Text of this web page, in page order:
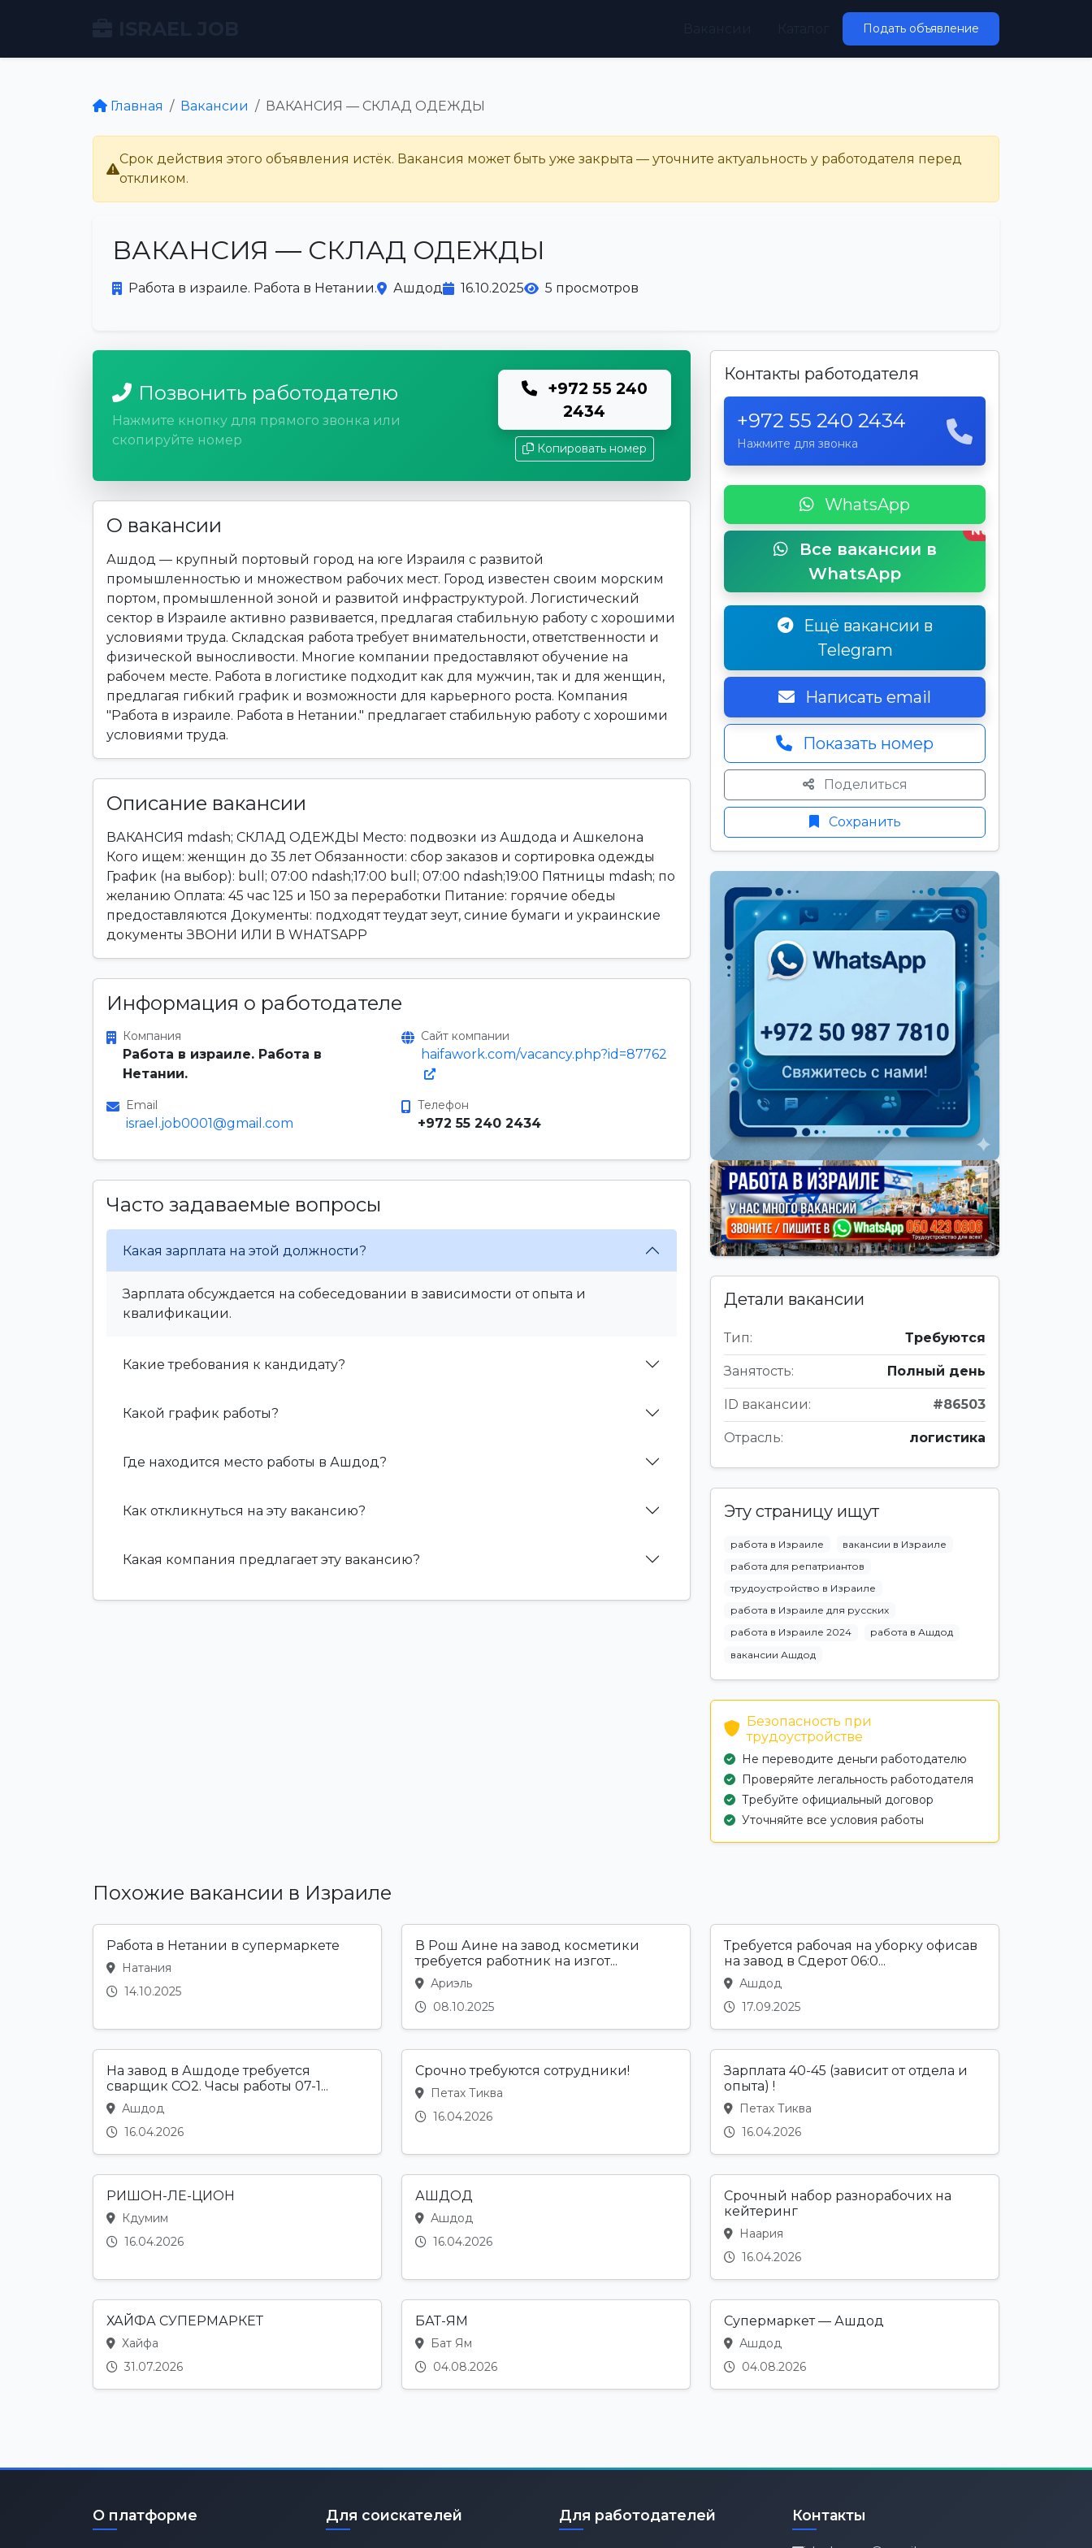
Подать объявление
Главная Вакансии ВАКАНСИЯ — СКЛАД ОДЕЖДЫ
Срок действия этого объявления истёк. Вакансия может быть уже закрыта — уточните актуальность у работодателя перед
откликом.
ВАКАНСИЯ — СКЛАД ОДЕЖДЫ
Работа в израиле. Работа в Нетании. Ашдод 16.10.2025 5 просмотров
Позвонить работодателю
Нажмите кнопку для прямого звонка или
скопируйте номер
+972 55 240
2434
Копировать номер
О вакансии
Ашдод — крупный портовый город на юге Израиля с развитой
промышленностью и множеством рабочих мест. Город известен своим морским
портом, промышленной зоной и развитой инфраструктурой. Логистический
сектор в Израиле активно развивается, предлагая стабильную работу с хорошими
условиями труда. Складская работа требует внимательности, ответственности и
физической выносливости. Многие компании предоставляют обучение на
рабочем месте. Работа в логистике подходит как для мужчин, так и для женщин,
предлагая гибкий график и возможности для карьерного роста. Компания
"Работа в израиле. Работа в Нетании." предлагает стабильную работу с хорошими
условиями труда.
Описание вакансии
ВАКАНСИЯ mdash; СКЛАД ОДЕЖДЫ Место: подвозки из Ашдода и Ашкелона
Кого ищем: женщин до 35 лет Обязанности: сбор заказов и сортировка одежды
График (на выбор): bull; 07:00 ndash;17:00 bull; 07:00 ndash;19:00 Пятницы mdash; по
желанию Оплата: 45 час 125 и 150 за переработки Питание: горячие обеды
предоставляются Документы: подходят теудат зеут, синие бумаги и украинские
документы ЗВОНИ ИЛИ В WHATSAPP
Информация о работодателе
Компания
Работа в израиле. Работа в
Нетании.
Сайт компании
haifawork.com/vacancy.php?id=87762
Email
israel.job0001@gmail.com
Телефон
+972 55 240 2434
Часто задаваемые вопросы
Какая зарплата на этой должности?
Зарплата обсуждается на собеседовании в зависимости от опыта и
квалификации.
Какие требования к кандидату?
Какой график работы?
Где находится место работы в Ашдод?
Как откликнуться на эту вакансию?
Какая компания предлагает эту вакансию?
Контакты работодателя
+972 55 240 2434
Нажмите для звонка
WhatsApp
Все вакансии в
WhatsApp
New
Ещё вакансии в
Telegram
Написать email
Показать номер
Поделиться
Сохранить
Детали вакансии
Тип: Требуются
Занятость: Полный день
ID вакансии: #86503
Отрасль: логистика
Эту страницу ищут
работа в Израиле
вакансии в Израиле
работа для репатриантов
трудоустройство в Израиле
работа в Израиле для русских
работа в Израиле 2024
работа в Ашдод
вакансии Ашдод
Безопасность при
трудоустройстве
Не переводите деньги работодателю
Проверяйте легальность работодателя
Требуйте официальный договор
Уточняйте все условия работы
Похожие вакансии в Израиле
Работа в Нетании в супермаркете
Натания
14.10.2025
В Рош Аине на завод косметики
требуется работник на изгот...
Ариэль
08.10.2025
Требуется рабочая на уборку офисав
на завод в Сдерот 06:0...
Ашдод
17.09.2025
На завод в Ашдоде требуется
сварщик CO2. Часы работы 07-1...
Ашдод
16.04.2026
Срочно тpeбуются сотрудники!
Петах Тиква
16.04.2026
Зарплата 40-45 (зависит от отдела и
опыта) !
Петах Тиква
16.04.2026
РИШОН-ЛЕ-ЦИОН
Кдумим
16.04.2026
АШДОД
Ашдод
16.04.2026
Срочный набор разнорабочих на
кейтеринг
Наария
16.04.2026
ХАЙФА СУПЕРМАРКЕТ
Хайфа
31.07.2026
БАТ-ЯМ
Бат Ям
04.08.2026
Супермаркет — Ашдод
Ашдод
04.08.2026
О платформе Для соискателей Для работодателей Контакты